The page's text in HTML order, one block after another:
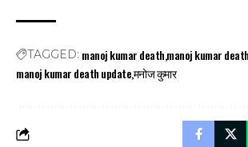
TAGGED: manoj kumar deathmanoj kumar
manoj kumar death updateमनोज कुमार